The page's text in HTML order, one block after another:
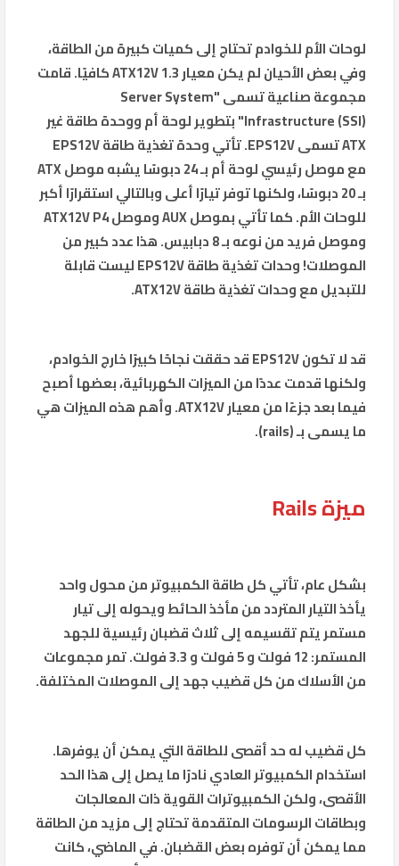
لوحات الأم للخوادم تحتاج إلى كميات كبيرة من الطاقة،
وفي بعض الأحيان لم يكن معيار ATX12V 1.3 كافيًا. قامت
مجموعة صناعية تسمى "Server System
Infrastructure (SSI)" بتطوير لوحة أم ووحدة طاقة غير
ATX تسمى EPS12V. تأتي وحدة تغذية طاقة EPS12V
مع موصل رئيسي لوحة أم بـ 24 دبوسًا يشبه موصل ATX
بـ 20 دبوسًا، ولكنها توفر تيارًا أعلى وبالتالي استقرارًا أكبر
للوحات الأم. كما تأتي بموصل AUX وموصل ATX12V P4
وموصل فريد من نوعه بـ 8 دبابيس. هذا عدد كبير من
الموصلات! وحدات تغذية طاقة EPS12V ليست قابلة
للتبديل مع وحدات تغذية طاقة ATX12V.
قد لا تكون EPS12V قد حققت نجاحًا كبيرًا خارج الخوادم،
ولكنها قدمت عددًا من الميزات الكهربائية، بعضها أصبح
فيما بعد جزءًا من معيار ATX12V. وأهم هذه الميزات هي
ما يسمى بـ (rails).
ميزة Rails
بشكل عام، تأتي كل طاقة الكمبيوتر من محول واحد
يأخذ التيار المتردد من مأخذ الحائط ويحوله إلى تيار
مستمر يتم تقسيمه إلى ثلاث قضبان رئيسية للجهد
المستمر: 12 فولت و 5 فولت و 3.3 فولت. تمر مجموعات
من الأسلاك من كل قضيب جهد إلى الموصلات المختلفة.
كل قضيب له حد أقصى للطاقة التي يمكن أن يوفرها.
استخدام الكمبيوتر العادي نادرًا ما يصل إلى هذا الحد
الأقصى، ولكن الكمبيوترات القوية ذات المعالجات
وبطاقات الرسومات المتقدمة تحتاج إلى مزيد من الطاقة
مما يمكن أن توفره بعض القضبان. في الماضي، كانت